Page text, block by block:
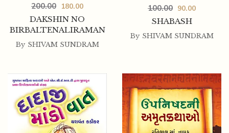
DAKSHIN NO
BIRBALTENALIRAMAN
200.00 180.00
By SHIVAM SUNDRAM
SHABASH
100.00 90.00
By SHIVAM SUNDRAM